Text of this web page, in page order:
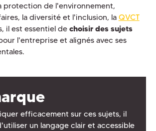
protection de l'environnement,
la diversité et l'inclusion, la QVCT
il est essentiel de choisir des sujets
l'entreprise et alignés avec ses
efficacement sur ces sujets, il
un langage clair et accessible